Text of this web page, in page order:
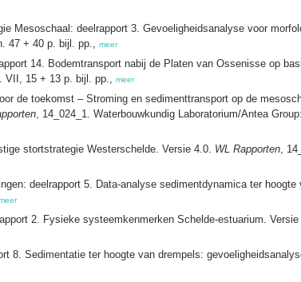
Mesoschaal: deelrapport 3. Gevoeligheidsanalyse voor
47 + 40 p. bijl. pp., meer
14. Bodemtransport nabij de Platen van Ossenisse op
VII, 15 + 13 p. bijl. pp., meer
de toekomst – Stroming en sedimenttransport op de
, 14_024_1. Waterbouwkundig Laboratorium/Antea
stortstrategie Westerschelde. Versie 4.0. WL Rapporten ,
deelrapport 5. Data-analyse sedimentdynamica ter hoogte
2. Fysieke systeemkenmerken Schelde-estuarium. Versie
8. Sedimentatie ter hoogte van drempels: